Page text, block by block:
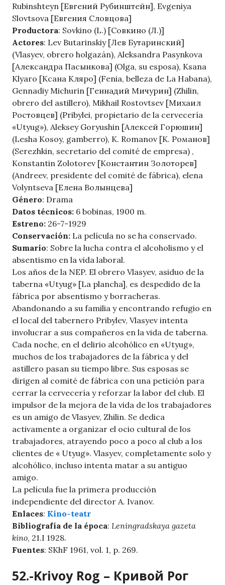
Rubinshteyn [Евгений Рубинштейн], Evgeniya
Slovtsova [Евгения Словцова]
Productora: Sovkino (L.) [Совкино (Л.)]
Actores: Lev Butarinskiy [Лев Бутаринский]
(Vlasyev, obrero holgazán), Aleksandra Pasynkova
[Александра Пасынкова] (Olga, su esposa), Ksana
Klyaro [Ксана Кляро] (Fenia, belleza de La Habana),
Gennadiy Michurin [Геннадий Мичурин] (Zhilin,
obrero del astillero), Mikhail Rostovtsev [Михаил
Ростовцев] (Pribylei, propietario de la cervecería
«Utyug»), Aleksey Goryushin [Алексей Горюшин]
(Lesha Kosoy, gamberro), K. Romanov [К. Романов]
(Serezhkin, secretario del comité de empresa) ,
Konstantin Zolotorev [Константин Золоторев]
(Andreev, presidente del comité de fábrica), elena
Volyntseva [Елена Волынцева]
Género: Drama
Datos técnicos: 6 bobinas, 1900 m.
Estreno: 26-7-1929
Conservación: La película no se ha conservado.
Sumario: Sobre la lucha contra el alcoholismo y el
absentismo en la vida laboral.
Los años de la NEP. El obrero Vlasyev, asiduo de la
taberna «Utyug» [La plancha], es despedido de la
fábrica por absentismo y borracheras.
Abandonando a su familia y encontrando refugio en
el local del tabernero Pribylev, Vlasyev intenta
involucrar a sus compañeros en la vida de taberna.
Cada noche, en el delirio alcohólico en «Utyug»,
muchos de los trabajadores de la fábrica y del
astillero pasan su tiempo libre. Sus esposas se
dirigen al comité de fábrica con una petición para
cerrar la cervecería y reforzar la labor del club. El
impulsor de la mejora de la vida de los trabajadores
es un amigo de Vlasyev, Zhilin. Se dedica
activamente a organizar el ocio cultural de los
trabajadores, atrayendo poco a poco al club a los
clientes de « Utyug». Vlasyev, completamente solo y
alcohólico, incluso intenta matar a su antiguo
amigo.
La película fue la primera producción
independiente del director A. Ivanov.
Enlaces: Kino-teatr
Bibliografía de la época: Leningradskaya gazeta
kino, 21.I 1928.
Fuentes: SKhF 1961, vol. 1, p. 269.
52.-Krivoy Rog – Кривой Рог